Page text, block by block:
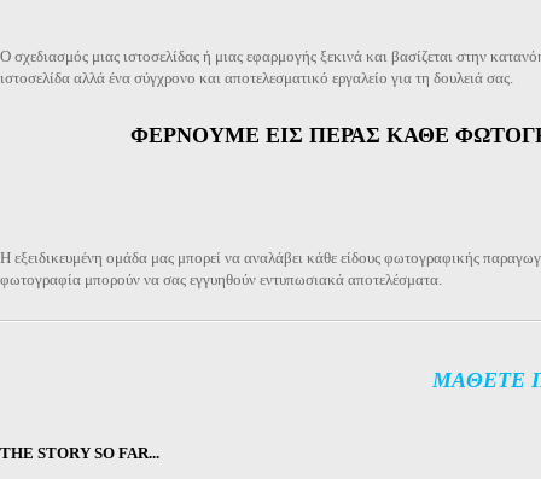
Ο σχεδιασμός μιας ιστοσελίδας ή μιας εφαρμογής ξεκινά και βασίζεται στην
ιστοσελίδα αλλά ένα σύγχρονο και αποτελεσματικό εργαλείο για τη δουλειά σας.
ΦΕΡΝΟΥΜΕ ΕΙΣ ΠΕΡΑΣ ΚΑΘΕ
H εξειδικευμένη ομάδα μας μπορεί να αναλάβει κάθε είδους φωτογραφικής
φωτογραφία μπορούν να σας εγγυηθούν εντυπωσιακά αποτελέσματα.
ΜΑΘΕΤΕ
THE STORY SO FAR...